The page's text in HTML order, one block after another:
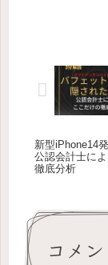
新型iPhone14
公認会計士に
徹底分析
コメン